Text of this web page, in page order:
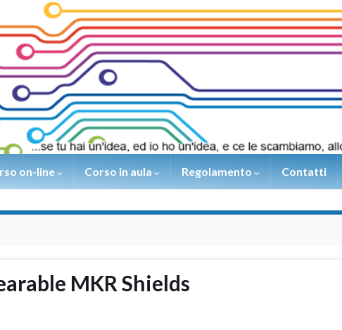
on-line Corso in aula Regolamento Contatti
MKR Shields